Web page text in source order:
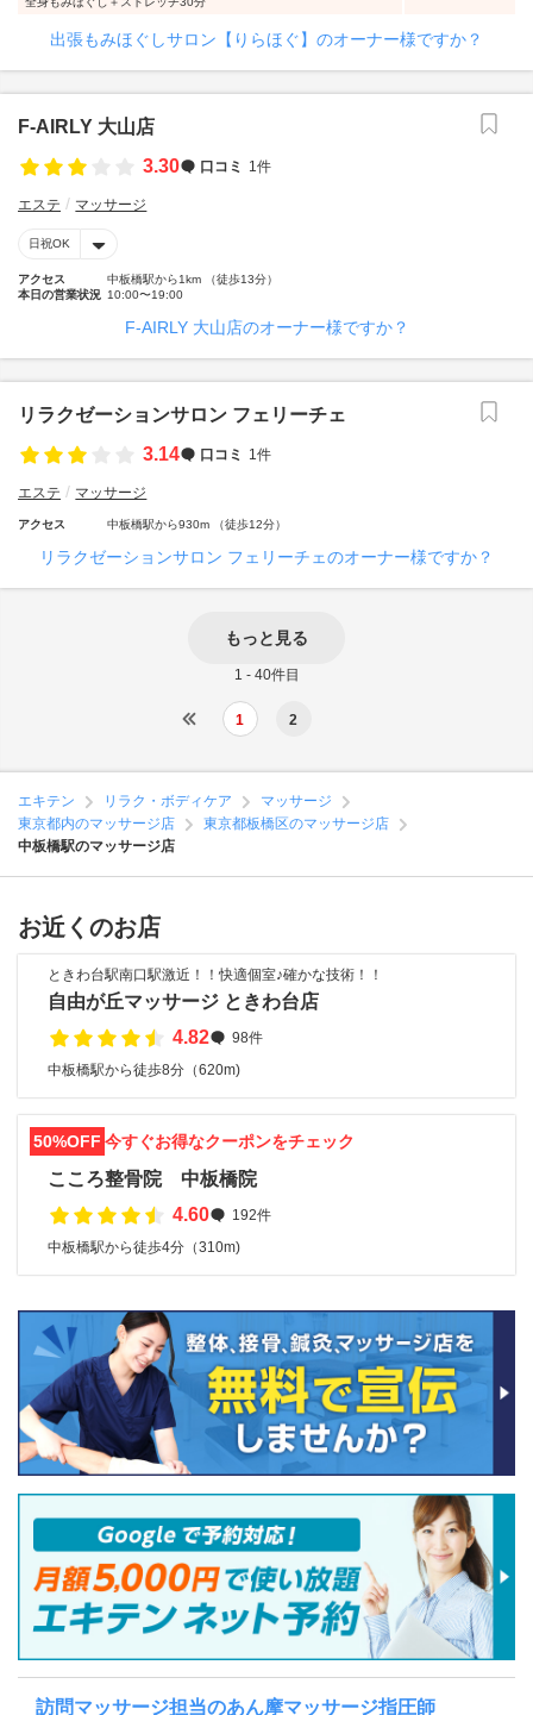
出張もみほぐしサロン【りらほぐ】のオーナー様ですか？
F-AIRLY 大山店
3.30
口コミ 1件
エステ マッサージ
日祝OK
アクセス
中板橋駅から1km （徒歩13分）
本日の営業状況 10:00〜19:00
F-AIRLY 大山店のオーナー様ですか？
リラクゼーションサロン フェリーチェ
3.14
口コミ 1件
エステ マッサージ
アクセス 中板橋駅から930m （徒歩12分）
リラクゼーションサロン フェリーチェのオーナー様ですか？
もっと見る
1 - 40件目
1 2
エキテン リラク・ボディケア
マッサージ
東京都内のマッサージ店
東京都板橋区のマッサージ店
中板橋駅のマッサージ店
お近くのお店
ときわ台駅南口駅激近！！快適個室♪確かな技術！！
自由が丘マッサージ ときわ台店
4.82
98件
中板橋駅から徒歩8分（620m)
50%OFF 今すぐお得なクーポンをチェック
こころ整骨院 中板橋院
4.60
192件
中板橋駅から徒歩4分（310m)
訪問マッサージ担当のあん摩マッサージ指圧師